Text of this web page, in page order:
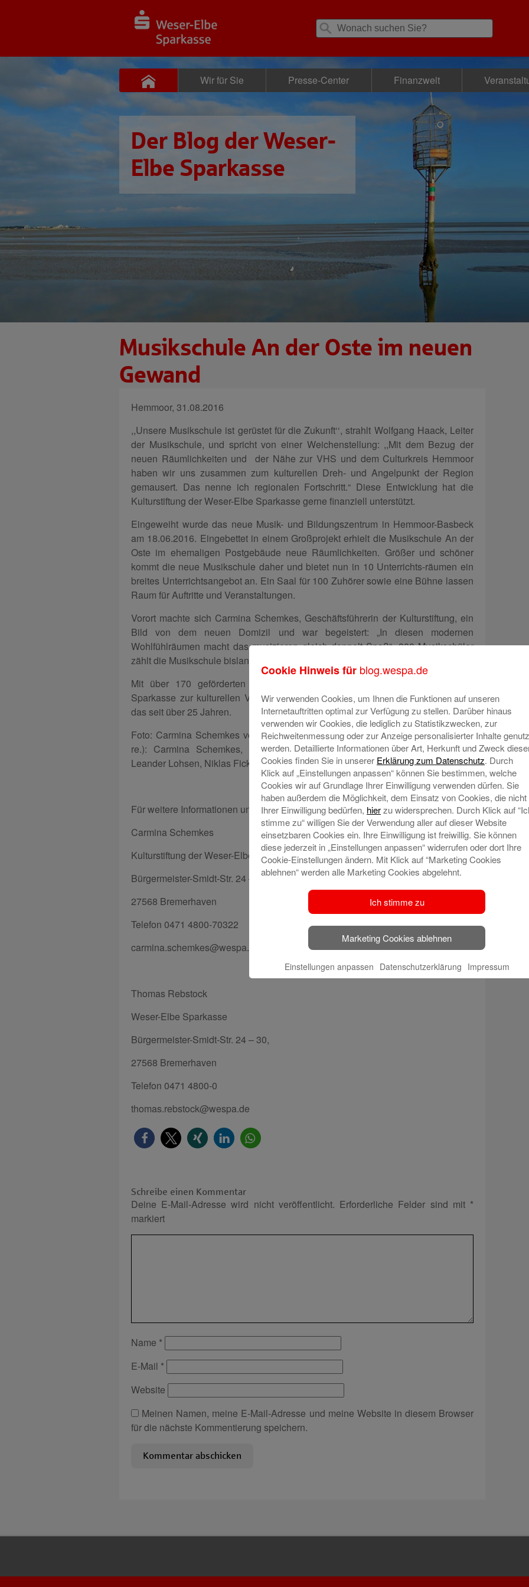
Wir für Sie Presse-Center Finanzwelt
Der Blog der Weser-
Elbe Sparkasse
Musikschule An der Oste im neuen
Gewand
Hemmoor, 31.08.2016
,,Unsere Musikschule ist gerüstet für die Zukunft‘‘, strahlt Wolfgang Haack, Leiter
der Musikschule, und spricht von einer Weichenstellung: ,,Mit dem Bezug der
neuen Räumlichkeiten und der Nähe zur VHS und dem Culturkreis Hemmoor
haben wir uns zusammen zum kulturellen Dreh- und Angelpunkt der Region
gemausert. Das nenne ich regionalen Fortschritt.“ Diese Entwicklung hat die
Kulturstiftung der Weser-Elbe Sparkasse gerne finanziell unterstützt.
Eingeweiht wurde das neue Musik- und Bildungszentrum in Hemmoor-Basbeck
am 18.06.2016. Eingebettet in einem Großprojekt erhielt die Musikschule An der
Oste im ehemaligen Postgebäude neue Räumlichkeiten. Größer und schöner
kommt die neue Musikschule daher und bietet nun in 10 Unterrichts-räumen ein
breites Unterrichtsangebot an. Ein Saal für 100 Zuhörer sowie eine Bühne lassen
Raum für Auftritte und Veranstaltungen.
Vorort machte sich Carmina Schemkes, Geschäftsführerin der Kulturstiftung, ein
Bild von dem neuen Domizil und war begeistert: „In diesen modernen
Wohlfühlräumen macht das musizieren gleich doppelt Spaß“. 800 Musikschüler
zählt die Musikschule bislang und freut sich über jede neue Anmeldung.
Mit über 170 geförderten Projekten trägt die Kulturstiftung der Weser-Elbe
Sparkasse zur kulturellen Vielfältigkeit und Lebendigkeit in der Region bei und
das seit über 25 Jahren.
Foto: Carmina Schemkes von der Kulturstiftung mit der Musikschulband (v. li. n.
re.): Carmina Schemkes, Jendrik Stoltz, Wolfgang Haack, Marco Paladino,
Leander Lohsen, Niklas Fick
Für weitere Informationen und Fragen:
Carmina Schemkes
Kulturstiftung der Weser-Elbe Sparkasse
Bürgermeister-Smidt-Str. 24 – 30,
27568 Bremerhaven
Telefon 0471 4800-70322
carmina.schemkes@wespa.de
Thomas Rebstock
Weser-Elbe Sparkasse
Bürgermeister-Smidt-Str. 24 – 30,
27568 Bremerhaven
Telefon 0471 4800-0
thomas.rebstock@wespa.de
Schreibe einen Kommentar
Deine E-Mail-Adresse wird nicht veröffentlicht. Erforderliche Felder sind mit *
markiert
Name *
E-Mail *
Website
Meinen Namen, meine E-Mail-Adresse und meine Website in diesem Browser
für die nächste Kommentierung speichern.
Cookie Hinweis für blog.wespa.de
Wir verwenden Cookies, um Ihnen die Funktionen auf unseren
Internetauftritten optimal zur Verfügung zu stellen. Darüber hinaus
verwenden wir Cookies, die lediglich zu Statistikzwecken, zur
Reichweitenmessung oder zur Anzeige personalisierter Inhalte
werden. Detaillierte Informationen über Art, Herkunft und Zweck
Cookies finden Sie in unserer Erklärung zum Datenschutz. Durch
Klick auf „Einstellungen anpassen“ können Sie bestimmen, welche
Cookies wir auf Grundlage Ihrer Einwilligung verwenden dürfen. Sie
haben außerdem die Möglichkeit, dem Einsatz von Cookies, die nicht
Ihrer Einwilligung bedürfen, hierzu widersprechen. Durch Klick auf
stimme zu“ willigen Sie der Verwendung aller auf dieser Website
einsetzbaren Cookies ein. Ihre Einwilligung ist freiwillig. Sie können
diese jederzeit in „Einstellungen anpassen“ widerrufen oder dort Ihre
Cookie-Einstellungen ändern. Mit Klick auf “Marketing Cookies
ablehnen“ werden alle Marketing Cookies abgelehnt.
Ich stimme zu
Marketing Cookies ablehnen
Einstellungen anpassen Datenschutzerklärung Impressum